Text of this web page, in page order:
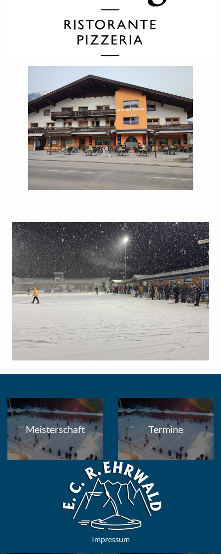
Meisterschaft Termine
Impressum